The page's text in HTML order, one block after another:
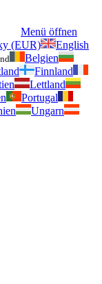
Menü öffnen
(EUR)
English
Belgien
Finnland
Lettland
Portugal
Ungarn